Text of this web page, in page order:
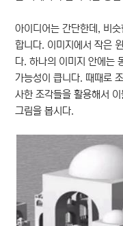
아이디어는 간단한데, 비
합니다. 이미지에서 작은
다. 하나의 이미지 안에는
가능성이 큽니다. 때때로
사한 조각들을 활용해서
그림을 봅시다.